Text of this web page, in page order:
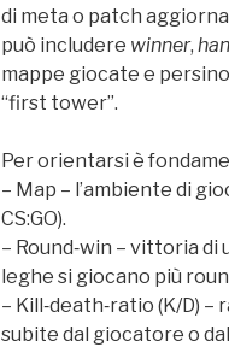
di meta o patch
può includere winner,
mappe giocate e
“first tower”.
Per orientarsi è
– Map – l’ambiente di
CS:GO).
– Round‑win – vittoria
leghe si giocano più
– Kill‑death‑ratio (K/D)
subite dal giocatore o